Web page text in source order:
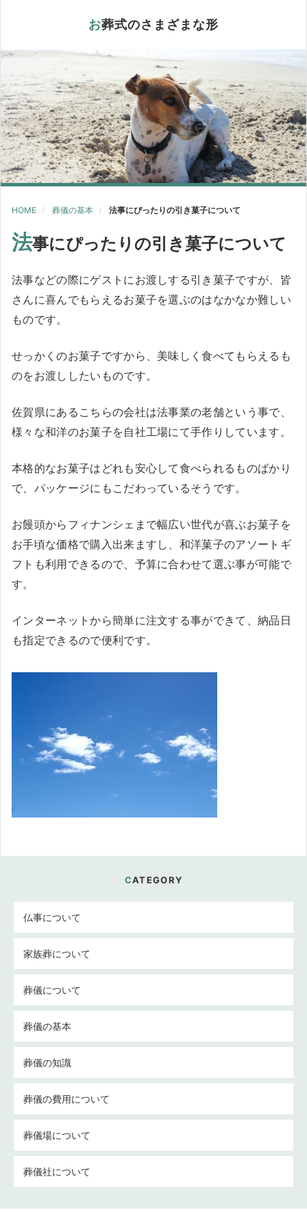
お葬式のさまざまな形
HOME 葬儀の基本 法事にぴったりの引き菓子について
法事にぴったりの引き菓子について
法事などの際にゲストにお渡しする引き菓子ですが、皆
さんに喜んでもらえるお菓子を選ぶのはなかなか難しい
ものです。
せっかくのお菓子ですから、美味しく食べてもらえるも
のをお渡ししたいものです。
佐賀県にあるこちらの会社は法事業の老舗という事で、
様々な和洋のお菓子を自社工場にて手作りしています。
本格的なお菓子はどれも安心して食べられるものばかり
で、パッケージにもこだわっているそうです。
お饅頭からフィナンシェまで幅広い世代が喜ぶお菓子を
お手頃な価格で購入出来ますし、和洋菓子のアソートギ
フトも利用できるので、予算に合わせて選ぶ事が可能で
す。
インターネットから簡単に注文する事ができて、納品日
も指定できるので便利です。
CATEGORY
仏事について
家族葬について
葬儀について
葬儀の基本
葬儀の知識
葬儀の費用について
葬儀場について
葬儀社について